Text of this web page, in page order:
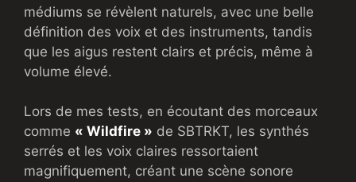
médiums se révèlent naturels, avec une belle
définition des voix et des instruments, tandis
que les aigus restent clairs et précis, même à
volume élevé.
Lors de mes tests, en écoutant des morceaux
comme « Wildfire » de SBTRKT, les synthés
serrés et les voix claires ressortaient
magnifiquement, créant une scène sonore